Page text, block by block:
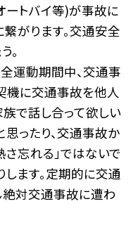
ートバイ等)が事故に
がります。交通安全
。
運動期間中、交通事
機に交通事故を他人
で話し合って欲しい
思ったり、交通事故か
忘れる」ではないで
ます。定期的に交通
絶対交通事故に遭わ